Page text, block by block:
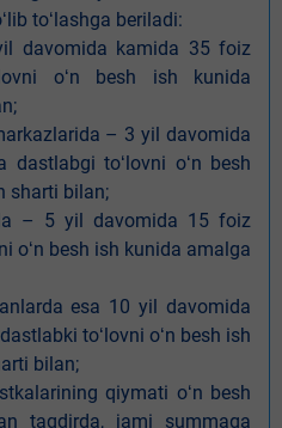
toʻlashga beriladi:
davomida kamida 35 foiz
oʻn besh ish kunida
– 3 yil davomida
toʻlovni oʻn besh
sharti bilan;
– 5 yil davomida 15 foiz
oʻn besh ish kunida amalga
esa 10 yil davomida
toʻlovni oʻn besh ish
bilan;
qiymati oʻn besh
taqdirda, jami summaga